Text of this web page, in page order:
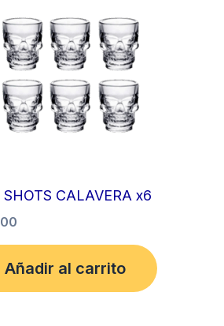
SHOTS CALAVERA x6
Añadir al carrito